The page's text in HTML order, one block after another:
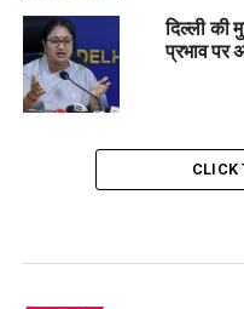
दिल्ली की
प्रभाव पर
CLICK